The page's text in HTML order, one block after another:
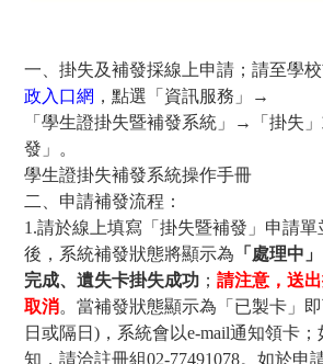
一、 掛失及補發採線上申請；請至學
政入口網 ，點選「資訊服務」
→
「學生證掛失暨補發系統」
→
「掛失
發」。
學生證掛失補發系統操作手冊
二、 申請補發流程：
1.請於線上填寫「掛失暨補發」申請
後，系統補發狀態將顯示為 「處理中」
完成、遺失卡掛失成功 ； 請注意，送
取消。當補發狀態顯示為「已製卡」
日或隔日)，系統會以e-mail通知領卡
知，請洽註冊組02-77491078。如於申